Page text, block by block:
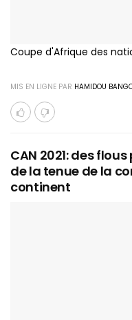
Coupe d'Afrique des
MIS EN LIGNE PAR HAMIDOU
CAN 2021: des
de la tenue de la
continent